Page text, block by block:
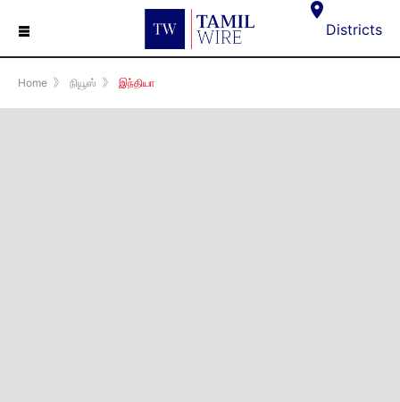
☰ Districts
Home 》 நியூஸ் 》 இந்தியா